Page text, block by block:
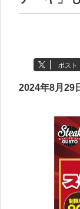
ポスト
2024年8月29